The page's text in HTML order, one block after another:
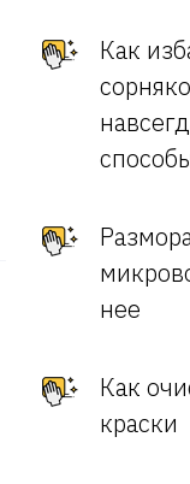
Как
нее
Как
краски